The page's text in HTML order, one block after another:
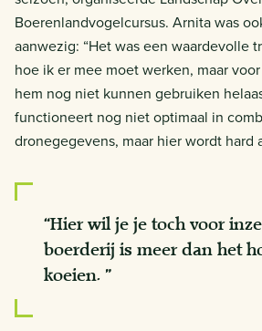
Boerenlandvogelcursus. Arnita was
aanwezig: “Het was een waardevolle
hoe ik er mee moet werken, maar
hem nog niet kunnen gebruiken
functioneert nog niet optimaal in
dronegegevens, maar hier wordt hard
“Hier wil je je toch voor
boerderij is meer dan het
koeien. ”